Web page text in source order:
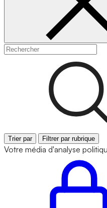
Trier par Filtrer par rubrique
Votre média d'analyse